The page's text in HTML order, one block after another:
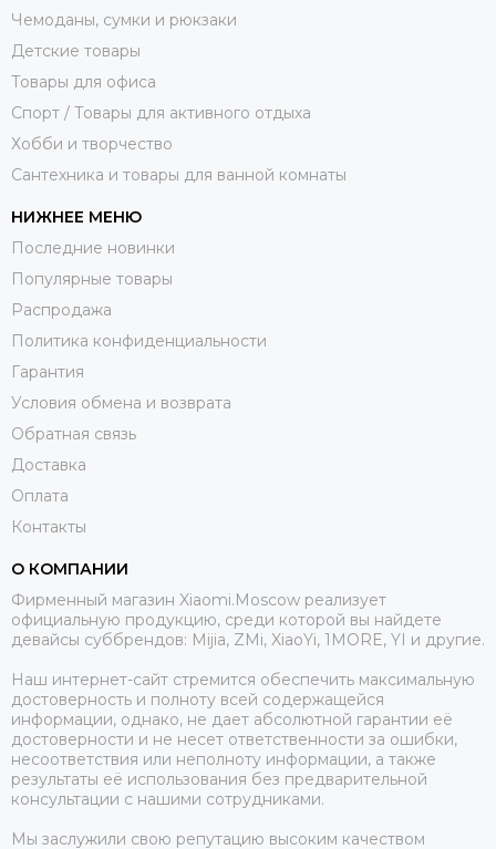
Чемоданы, сумки и рюкзаки
Детские товары
Товары для офиса
Спорт / Товары для активного отдыха
Хобби и творчество
Сантехника и товары для ванной комнаты
НИЖНЕЕ МЕНЮ
Последние новинки
Популярные товары
Распродажа
Политика конфиденциальности
Гарантия
Условия обмена и возврата
Обратная связь
Доставка
Оплата
Контакты
О КОМПАНИИ
Фирменный магазин Xiaomi.Moscow реализует
официальную продукцию, среди которой вы найдете
девайсы суббрендов: Mijia, ZMi, XiaoYi, 1MORE, YI и другие.
Наш интернет-сайт стремится обеспечить максимальную
достоверность и полноту всей содержащейся
информации, однако, не дает абсолютной гарантии её
достоверности и не несет ответственности за ошибки,
несоответствия или неполноту информации, а также
результаты её использования без предварительной
консультации с нашими сотрудниками.
Мы заслужили свою репутацию высоким качеством